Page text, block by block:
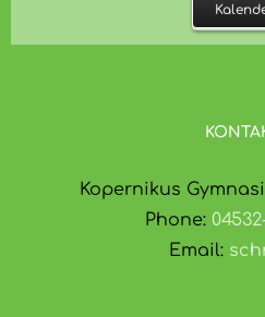
Kopernikus
Phone:
Email: